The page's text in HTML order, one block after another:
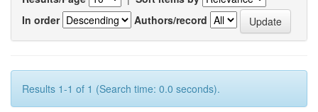
In order
Authors/record
Results 1-1 of 1 (Search time: 0.0 seconds).